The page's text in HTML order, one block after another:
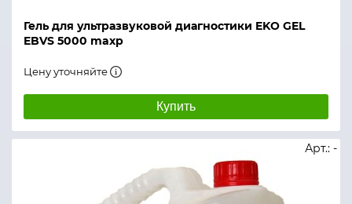
Гель для ультразвуковой диагностики EKO GEL
EBVS 5000 maxp
Цену уточняйте
Купить
Арт.: -